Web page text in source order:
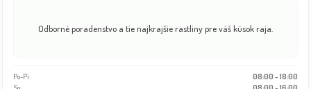
Odborné poradenstvo a tie najkrajšie rastliny pre váš kúsok raja.
Po-Pi:
08:00 - 18:00